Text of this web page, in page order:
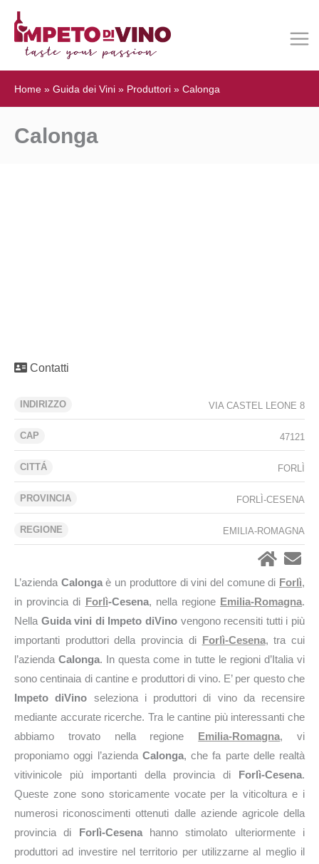
Home » Guida dei Vini » Produttori » Calonga
Calonga
Contatti
INDIRIZZO VIA CASTEL LEONE 8
CAP 47121
CITTÁ FORLÌ
PROVINCIA FORLÌ-CESENA
REGIONE EMILIA-ROMAGNA
L’azienda Calongaè un produttore di vini del comune di Forlì,
in provincia di Forlì-Cesena, nella regione Emilia-Romagna.
Nella Guida vini di Impeto diVino vengono recensiti tutti i più
importanti produttori della provincia di Forlì-Cesena, tra cui
l’aziendaCalonga. In questa come in tutte le regioni d’Italia vi
sono centinaia di cantine e produttori di vino. E’ per questo che
Impeto diVino seleziona i produttori di vino da recensire
mediante accurate ricerche. Tra le cantine più interessanti che
abbiamo trovato nella regione Emilia-Romagna, vi
proponiamo oggi l’azienda Calonga, che fa parte delle realtà
vitivinicole più importanti della provincia di Forlì-Cesena.
Queste zone sono storicamente vocate per la viticoltura e i
numerosi riconoscimenti ottenuti dalle aziende agricole della
provincia di Forlì-Cesenahanno stimolato ulteriormente i
produttori ad investire nel territorio per utilizzarne al meglio il